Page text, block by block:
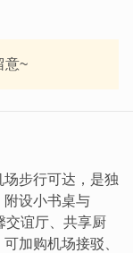
意~
步行可达，是独
附设小书桌与
交谊厅、共享厨
加购机场接驳、